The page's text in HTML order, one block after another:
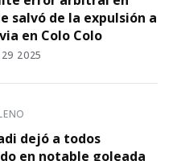
salvó de la expulsión a
en Colo Colo
2025
dejó a todos
en notable goleada